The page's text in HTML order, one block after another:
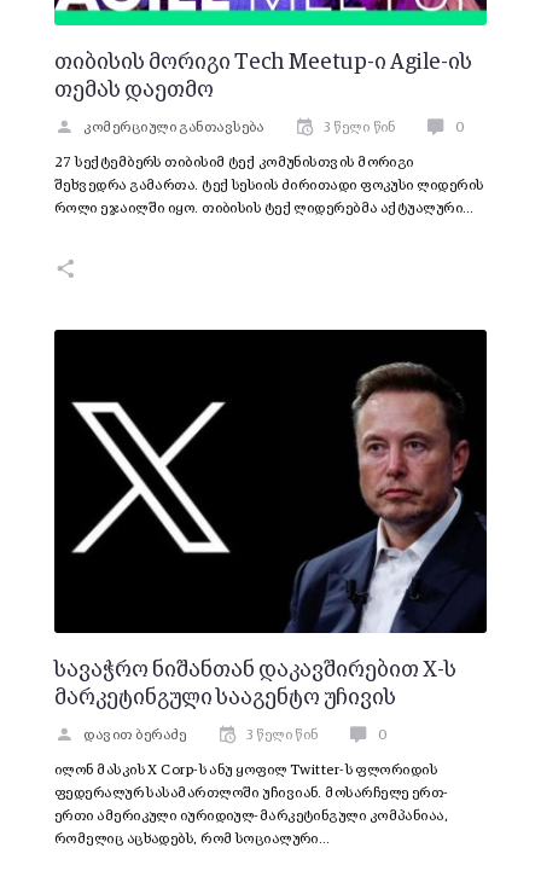
თიბისის მორიგი Tech Meetup-ი Agile-ის
თემას დაეთმო
კომერციული განთავსება 3 წელი წინ 0
27 სექტემბერს თიბისიმ ტექ კომუნისთვის მორიგი
შეხვედრა გამართა. ტექ სესიის ძირითადი ფოკუსი ლიდერის
როლი ეჯაილში იყო. თიბისის ტექ ლიდერებმა აქტუალური…
სავაჭრო ნიშანთან დაკავშირებით X-ს
მარკეტინგული სააგენტო უჩივის
დავით ბერაძე 3 წელი წინ 0
ილონ მასკის X Corp-ს ანუ ყოფილ Twitter-ს ფლორიდის
ფედერალურ სასამართლოში უჩივიან. მოსარჩელე ერთ-
ერთი ამერიკული იურიდიულ-მარკეტინგული კომპანიაა,
რომელიც აცხადებს, რომ სოციალური…